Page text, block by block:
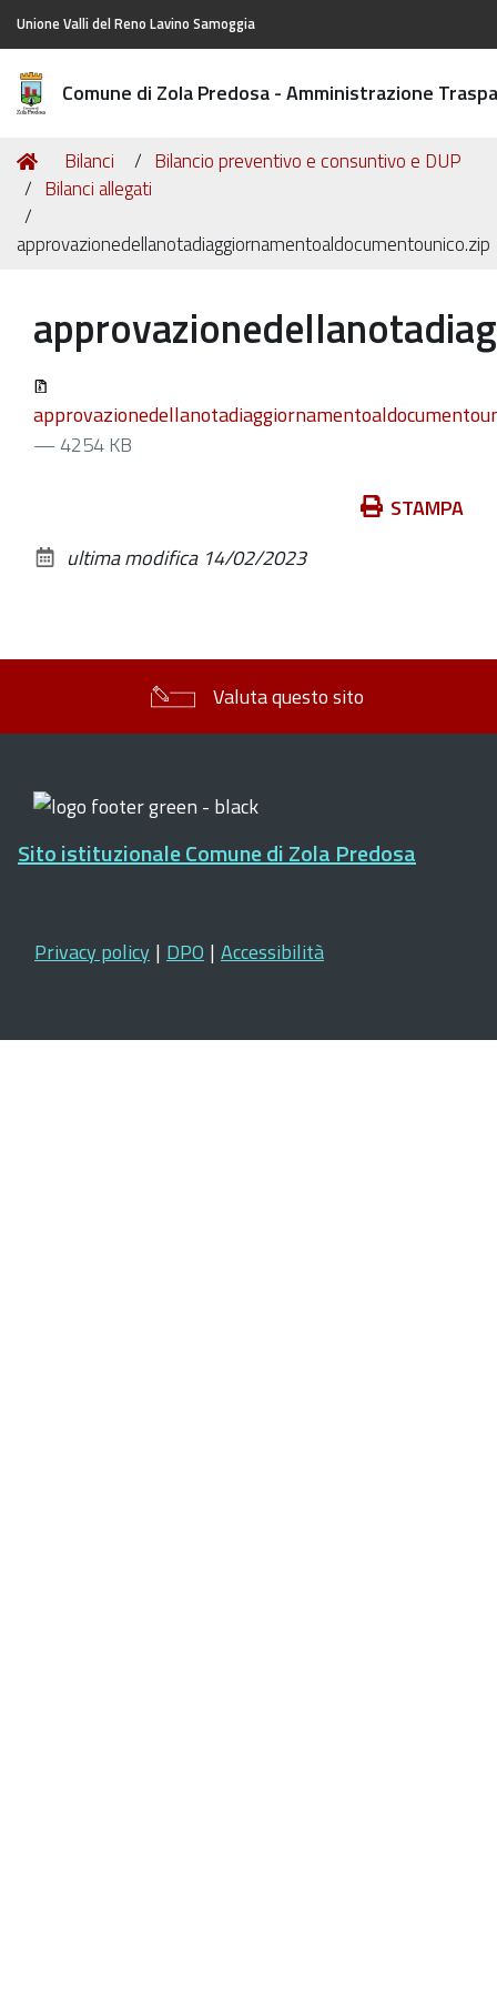
Unione Valli del Reno Lavino Samoggia
Comune di Zola Predosa - Amministrazione
Tu
sei
qui:
Home
Bilanci
Bilancio preventivo e consuntivo e DUP
Bilanci allegati
approvazionedellanotadiaggiornamentoaldocumentounico.zip
— 4254 KB
documento
STAMPA
ultima modifica 14/02/2023
Valuta questo sito
Sito istituzionale Comune di Zola Predosa
Privacy policy | DPO | Accessibilità